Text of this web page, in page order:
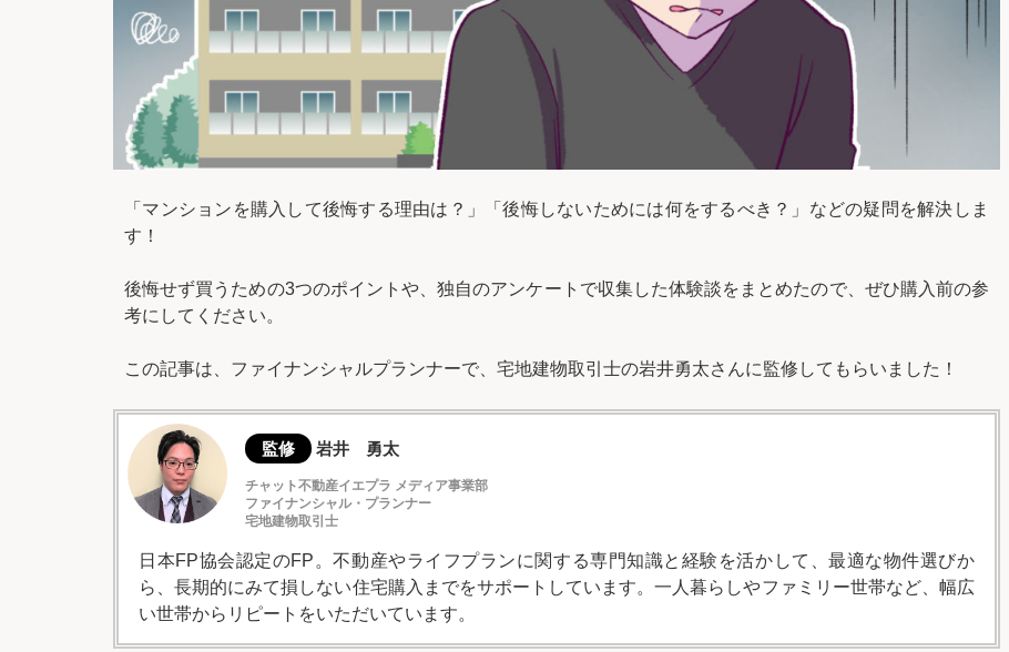
「マンションを購入して後悔する理由は？」「後悔しないためには何をするべき？」などの疑問を解決しま
す！
後悔せず買うための3つのポイントや、独自のアンケートで収集した体験談をまとめたので、ぜひ購入前の参
考にしてください。
この記事は、ファイナンシャルプランナーで、宅地建物取引士の岩井勇太さんに監修してもらいました！
監修 岩井 勇太
チャット不動産イエプラ メディア事業部
ファイナンシャル・プランナー
宅地建物取引士
日本FP協会認定のFP。不動産やライフプランに関する専門知識と経験を活かして、最適な物件選びか
ら、長期的にみて損しない住宅購入までをサポートしています。一人暮らしやファミリー世帯など、幅広
い世帯からリピートをいただいています。